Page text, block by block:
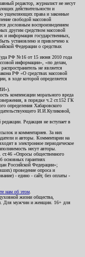
редактор, журналист не несут
действительности и
ущемляющих права и законные
свободой массовой
дословным воспроизведением
другим средством массовой
и информация государственных,
установлено и привлечено к
Федерации о средствах
РФ №16 от 15 июня 2010 года
информации», «по делам,
не является
РФ «О средствах массовой
в ходе которой определяется
компенсации морального вреда
в порядке ч.2 ст.152 ГК
определения Хабаровского
И.И.Куликовой,
Редакция не вступает в
и комментариев. За них
и авторы. Комментарии на
в электронное периодическое
несут авторы.
ст.46 «Опросы общественного
основных гарантиях
Российской Федерации»;
проведение опроса и
- едино - сайт, без оплаты -
нам об этом
жизни общества,
Для мужчин и женщин. 16+ для